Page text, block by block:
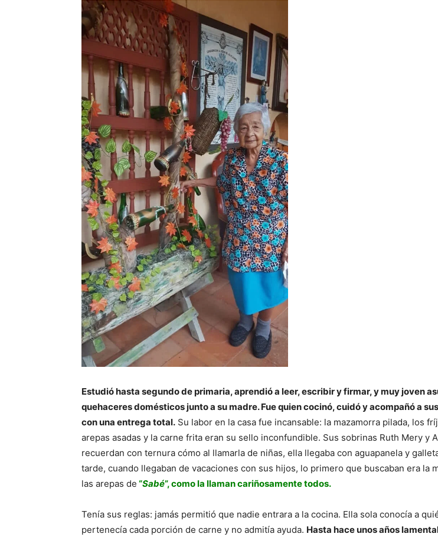
Estudió hasta segundo de primaria, aprendió a leer, escribir y firmar, y muy joven
quehaceres domésticos junto a su madre. Fue quien cocinó, cuidó y acompañó a
con una entrega total. Su labor en la casa fue incansable: la mazamorra pilada, los
arepas asadas y la carne frita eran su sello inconfundible. Sus sobrinas Ruth Mery y
recuerdan con ternura cómo al llamarla de niñas, ella llegaba con aguapanela y
tarde, cuando llegaban de vacaciones con sus hijos, lo primero que buscaban era la
las arepas de “Sabé”, como la llaman cariñosamente todos.
Tenía sus reglas: jamás permitió que nadie entrara a la cocina. Ella sola conocía a
pertenecía cada porción de carne y no admitía ayuda. Hasta hace unos años